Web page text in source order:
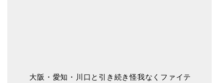
大阪・愛知・川口と引き続き怪我なくファイテ